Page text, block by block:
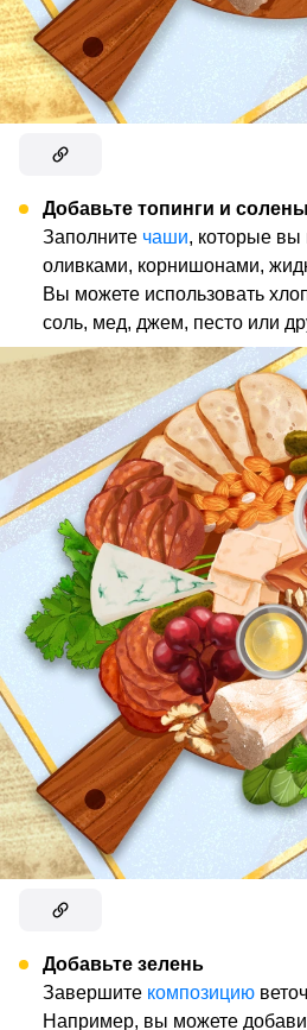
Добавьте топинги и
Заполните чаши, которые вы
оливками, корнишонами,
Вы можете использовать
соль, мед, джем, песто или
Добавьте зелень
Завершите композицию
Например, вы можете